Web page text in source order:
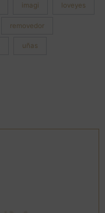
imagi loveyes
removedor
uñas